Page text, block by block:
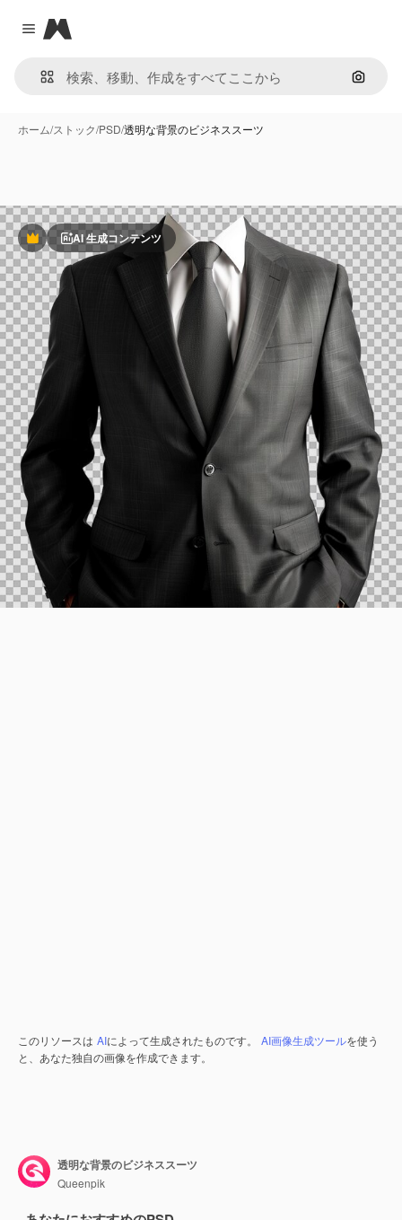
Close menu
Magnific
画像で
ホーム/ストック/PSD/透明な背景のビジネススーツ
PremiumAI 生成コンテンツ
このリソースは AIによって生成されたものです。 AI画像生成ツールを使う
と、あなた独自の画像を作成できます。
透明な背景のビジネススーツ
Queenpik